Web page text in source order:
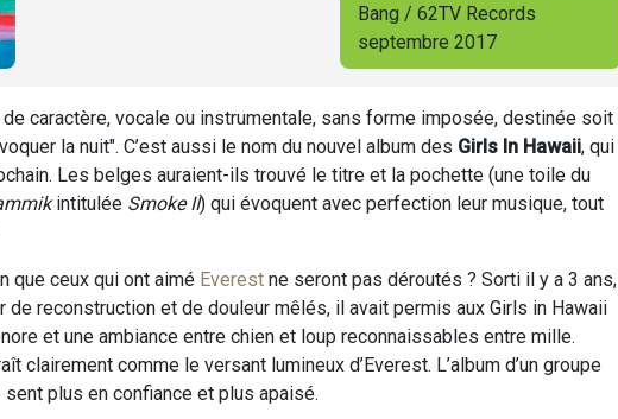
Bang / 62TV Records
septembre 2017
caractère, vocale ou instrumentale, sans forme imposée, destinée soit
la nuit". C’est aussi le nom du nouvel album des Girls In Hawaii, qui
Les belges auraient-ils trouvé le titre et la pochette (une toile du
intitulée Smoke II) qui évoquent avec perfection leur musique, tout
que ceux qui ont aimé Everest ne seront pas déroutés ? Sorti il y a 3 ans,
de reconstruction et de douleur mêlés, il avait permis aux Girls in Hawaii
et une ambiance entre chien et loup reconnaissables entre mille.
clairement comme le versant lumineux d’Everest. L’album d’un groupe
plus en confiance et plus apaisé.